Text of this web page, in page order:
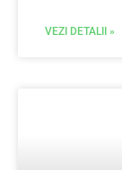
VEZI DETALII »